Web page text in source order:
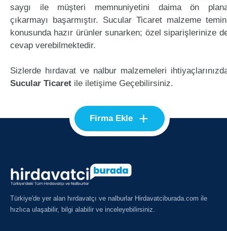
saygı ile müşteri memnuniyetini daima ön
çıkarmayı başarmıştır. Sucular Ticaret malzeme
konusunda hazır ürünler sunarken; özel siparişlerinize
cevap verebilmektedir.
Sizlerde hırdavat ve nalbur malzemeleri
Sucular Ticaret ile iletişime Geçebilirsiniz.
Firma Ekle +
Türkiye'de yer alan hırdavatçı ve nalburlar Hirdavatciburada.com ile
hızlıca ulaşabilir, bilgi alabilir ve inceleyebilirsiniz.